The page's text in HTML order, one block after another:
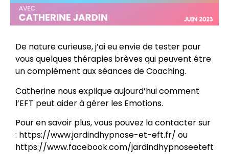
De nature curieuse, j’ai eu envie de tester pour
vous quelques thérapies brèves qui peuvent être
un complément aux séances de Coaching.
Catherine nous explique aujourd’hui comment
l’EFT peut aider à gérer les Emotions.
Pour en savoir plus, vous pouvez la contacter sur
: https://www.jardindhypnose-et-eft.fr/ ou
https://www.facebook.com/jardindhypnoseeteft